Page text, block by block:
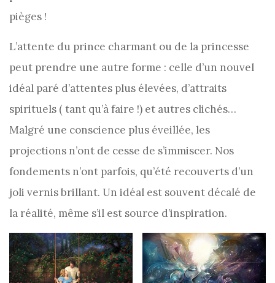
pièges !
L’attente du prince charmant ou de la princesse
peut prendre une autre forme : celle d’un nouvel
idéal paré d’attentes plus élevées, d’attraits
spirituels ( tant qu’à faire !) et autres clichés…
Malgré une conscience plus éveillée, les
projections n’ont de cesse de s’immiscer. Nos
fondements n’ont parfois, qu’été recouverts d’un
joli vernis brillant. Un idéal est souvent décalé de
la réalité, même s’il est source d’inspiration.